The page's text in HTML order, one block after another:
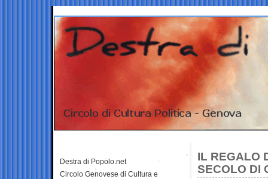
IL REGALO
SECOLO DI
Destra di Popolo.net
Circolo Genovese di Cultura e